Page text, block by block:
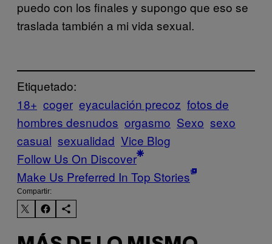
puedo con los finales y supongo que eso se
traslada también a mi vida sexual.
Etiquetado:
18+ coger eyaculación precoz fotos de
hombres desnudos orgasmo Sexo sexo
casual sexualidad Vice Blog
Follow Us On Discover
Make Us Preferred In Top Stories
Compartir: